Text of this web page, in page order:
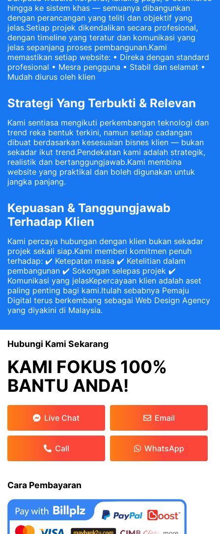
hingga ke sistem khas — semuanya dibangunkan
dengan perancangan yang teliti dan objektif yang
jelas.Setiap projek dikendalikan secara profesional,
dengan timeline yang teratur dan komunikasi yang
jelas sepanjang proses pembangunan.Kami
memastikan setiap website: • Direka dengan standard
profesional • Mesra pengguna • Stabil dan selamat •
Mudah diurus oleh klien
Strategi Yang Terbukti & Relevan
Kami sentiasa mengikuti perkembangan teknologi dan
trend reka bentuk terkini, namun setiap cadangan
dibuat berdasarkan kesesuaian bisnes klien — bukan
sekadar ikut trend.Pendekatan kami adalah strategik,
realistik dan bertanggungjawab.Kami membina
website yang praktikal dan boleh digunakan untuk
jangka panjang.
Kepuasan & Tanggungjawab
Terhadap Klien
Kami percaya hubungan dengan klien bukan sekadar
projek sekali siap.Kami memberi komitmen penuh
terhadap: ✔️ Ketepatan masa ✔️ Ketelitian dalam
pembangunan ✔️ Sokongan selepas projek ✔️
Komunikasi yang jelasKepercayaan klien adalah aset
paling penting bagi kami.Itulah sebabnya Pemaju
Digital terus berkembang sebagai Web Design Agency
yang diyakini di Malaysia.
Hubungi Kami Sekarang
KAMI FOKUS 100%
BANTU ANDA!
Live Chat Email
Call WhatsApp
Cara Pembayaran